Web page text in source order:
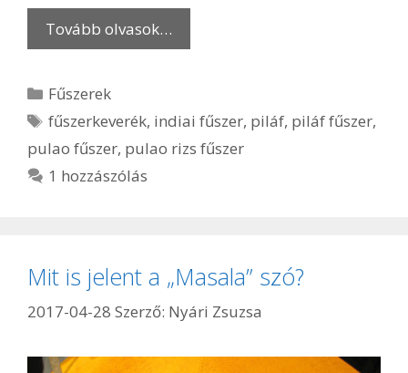
Tovább olvasok…
Kategória
Fűszerek
Címkék
fűszerkeverék, indiai fűszer, piláf, piláf fűszer,
pulao fűszer, pulao rizs fűszer
1 hozzászólás
Mit is jelent a „Masala” szó?
2017-04-28 Szerző: Nyári Zsuzsa